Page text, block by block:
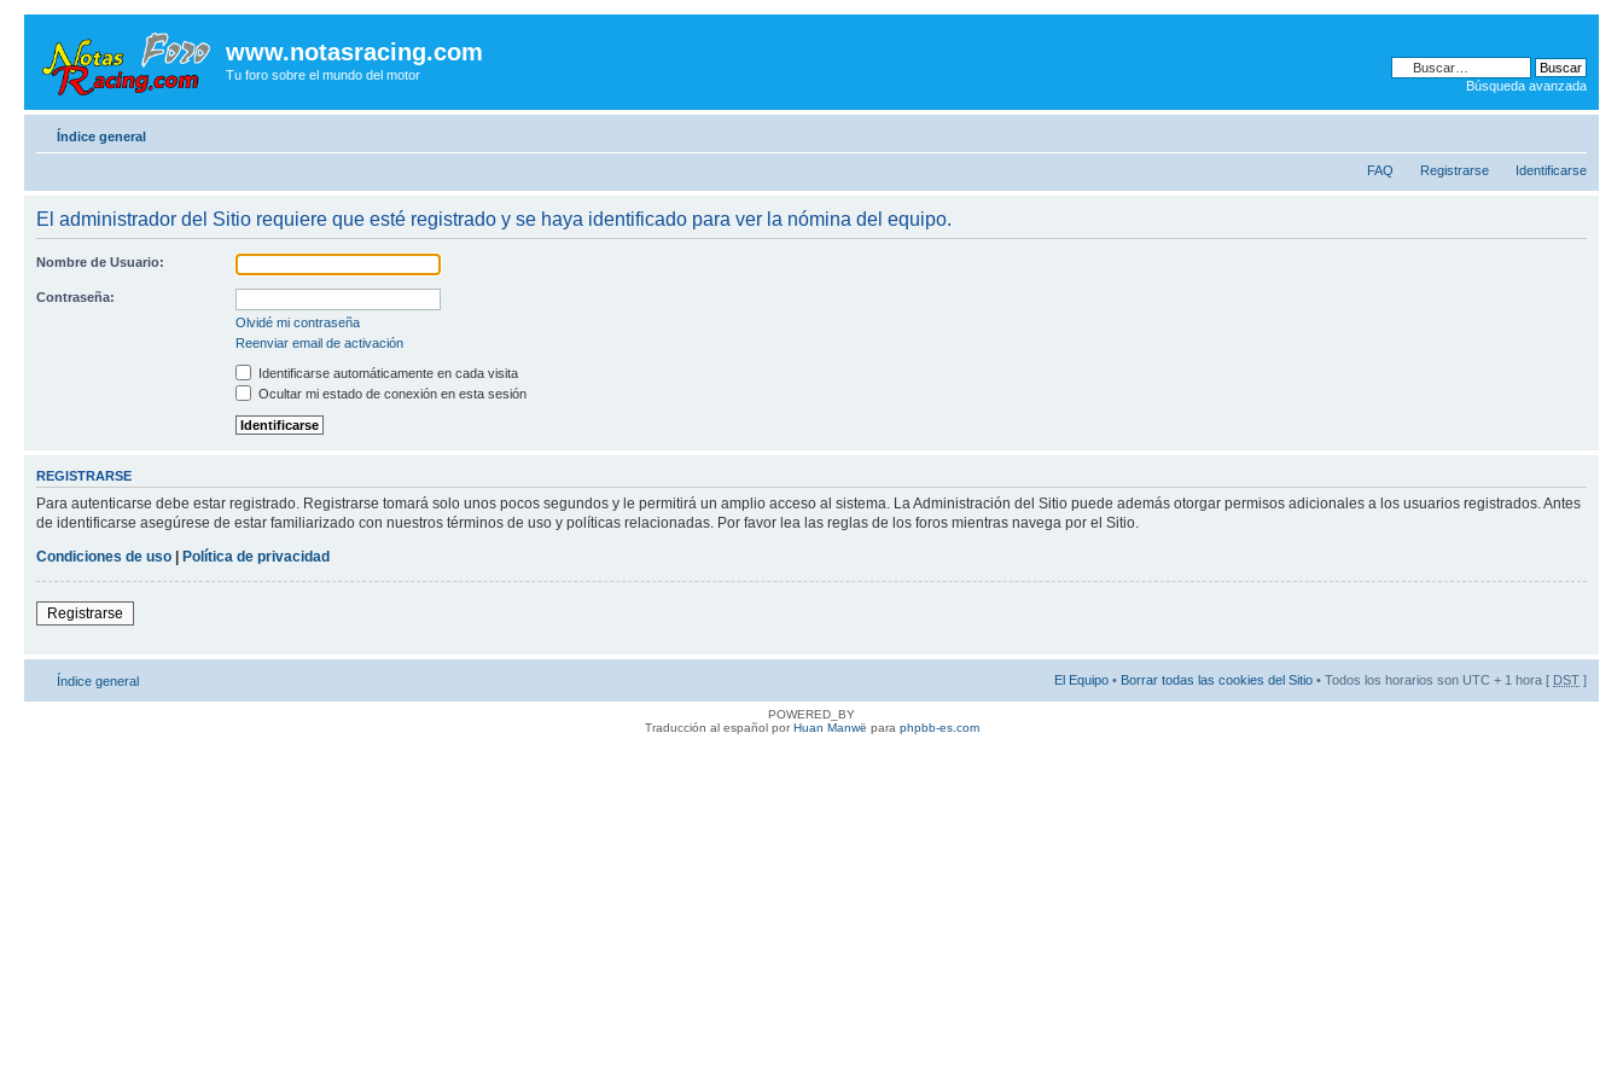
www.notasracing.com
Tu foro sobre el mundo del motor
Búsqueda avanzada
Índice general
FAQ Registrarse Identificarse
El administrador del Sitio requiere que esté registrado y se haya identificado para ver la nómina del equipo.
Nombre de Usuario:
Contraseña:
Olvidé mi contraseña
Reenviar email de activación
Identificarse automáticamente en cada visita
Ocultar mi estado de conexión en esta sesión
REGISTRARSE
Para autenticarse debe estar registrado. Registrarse tomará solo unos pocos segundos y le permitirá un amplio acceso al sistema. La Administración del Sitio puede además otorgar permisos adicionales a los usuarios registrados. Antes
de identificarse asegúrese de estar familiarizado con nuestros términos de uso y políticas relacionadas. Por favor lea las reglas de los foros mientras navega por el Sitio.
Condiciones de uso
Política de privacidad
Registrarse
Índice general El Equipo • Borrar todas las cookies del Sitio • Todos los horarios son UTC + 1 hora [ DST ]
POWERED_BY
Traducción al español porHuan Manwë para phpbb-es.com